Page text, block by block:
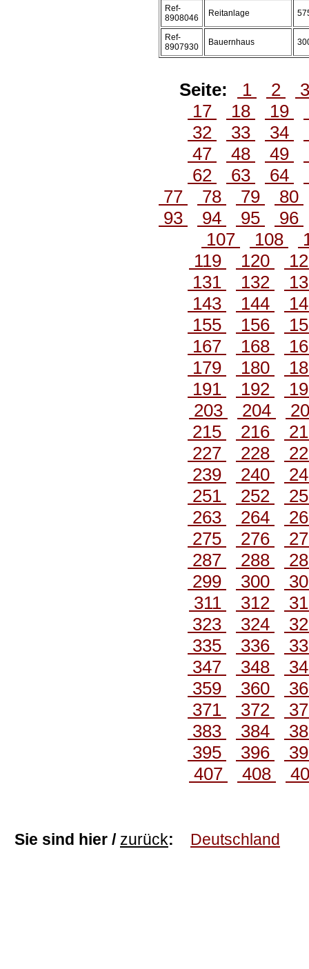
Ref-
8908046
Reitanlage
Ref-
8907930
Bauernhaus
Seite: 1 2
17
18 19
32
33 34
47
48 49
62
63 64
77
78 79
80
93
94 95
96
107
108
119
120
131
132
143
144
155
156
167
168
179
180
191
192
203
204
215
216
227
228
239
240
251
252
263
264
275
276
287
288
299
300
311
312
323
324
335
336
347
348
359
360
371
372
383
384
395
396
407
408
Sie sind hier / zurück: Deutschland